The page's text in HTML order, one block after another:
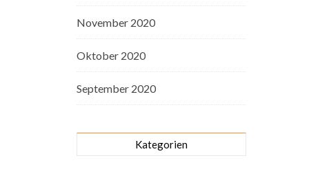
November 2020
Oktober 2020
September 2020
Kategorien